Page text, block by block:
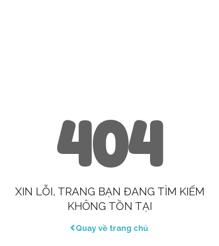
404
XIN LỖI, TRANG BẠN ĐANG TÌM KIẾM
KHÔNG TỒN TẠI
Quay về trang chủ